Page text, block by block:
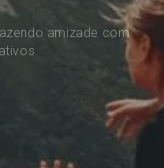
amizade com